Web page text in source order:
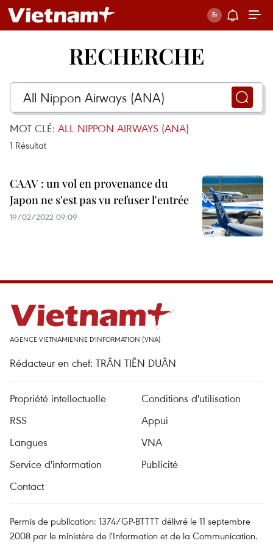
RECHERCHE
MOT CLÉ: ALL NIPPON AIRWAYS (ANA)
1 Résultat
CAAV : un vol en provenance du
Japon ne s'est pas vu refuser l'entrée
19/02/2022 09:09
AGENCE VIETNAMIENNE D'INFORMATION (VNA)
Rédacteur en chef: TRÂN TIÊN DUÂN
Propriété intellectuelle
Conditions d'utilisation
RSS
Appui
Langues
VNA
Service d'information
Publicité
Contact
Permis de publication: 1374/GP-BTTTT délivré le 11 septembre
2008 par le ministère de l'Information et de la Communication.